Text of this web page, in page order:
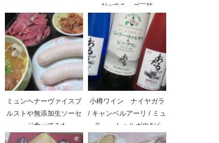
1kgでチーズ三昧
ミュンヘナーヴァイスブ
ルストや無添加生ソーセ
ージ食べてみた
小樽ワイン ナイヤガラ
/ キャンベルアーリ / ミュ
ラー・トゥルガウ&ピ
ノ・ブラン